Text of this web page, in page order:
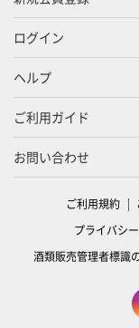
ログイン
ヘルプ
ご利用ガイド
お問い合わせ
ご利用規約
プライバシ
酒類販売管理者標識